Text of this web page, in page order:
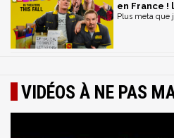
en France !
Plus meta que
VIDÉOS À NE PAS